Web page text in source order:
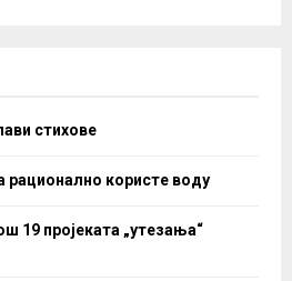
стихове
рационално користе воду
19 пројеката „утезања“